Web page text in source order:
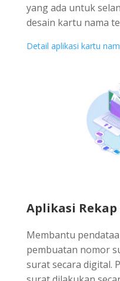
yang ada untuk
desain kartu nama
Detail aplikasi kartu
Aplikasi
Membantu
pembuatan nomor
surat secara digital.